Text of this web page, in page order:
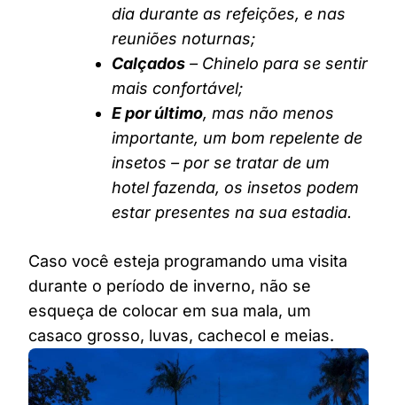
dia durante as refeições, e nas
reuniões noturnas;
Calçados – Chinelo para se sentir
mais confortável;
E por último, mas não menos
importante, um bom repelente de
insetos – por se tratar de um
hotel fazenda, os insetos podem
estar presentes na sua estadia.
Caso você esteja programando uma visita
durante o período de inverno, não se
esqueça de colocar em sua mala, um
casaco grosso, luvas, cachecol e meias.